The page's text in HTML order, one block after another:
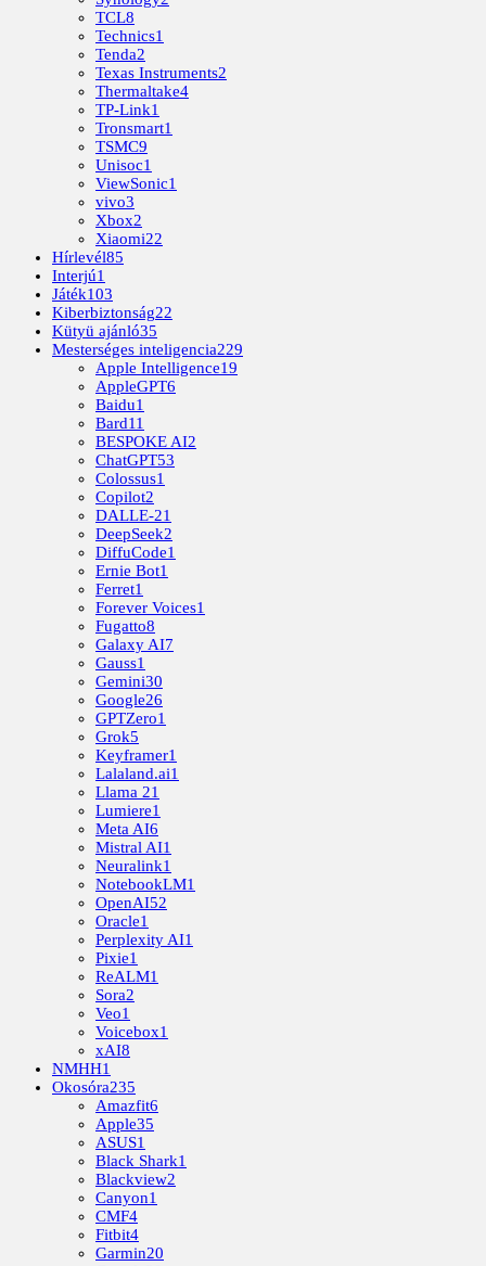
TCL8
Technics1
Tenda2
Texas Instruments2
Thermaltake4
TP-Link1
Tronsmart1
TSMC9
Unisoc1
ViewSonic1
vivo3
Xbox2
Xiaomi22
Hírlevél85
Interjú1
Játék103
Kiberbiztonság22
Kütyü ajánló35
Mesterséges inteligencia229
Apple Intelligence19
AppleGPT6
Baidu1
Bard11
BESPOKE AI2
ChatGPT53
Colossus1
Copilot2
DALLE-21
DeepSeek2
DiffuCode1
Ernie Bot1
Ferret1
Forever Voices1
Fugatto8
Galaxy AI7
Gauss1
Gemini30
Google26
GPTZero1
Grok5
Keyframer1
Lalaland.ai1
Llama 21
Lumiere1
Meta AI6
Mistral AI1
Neuralink1
NotebookLM1
OpenAI52
Oracle1
Perplexity AI1
Pixie1
ReALM1
Sora2
Veo1
Voicebox1
xAI8
NMHH1
Okosóra235
Amazfit6
Apple35
ASUS1
Black Shark1
Blackview2
Canyon1
CMF4
Fitbit4
Garmin20